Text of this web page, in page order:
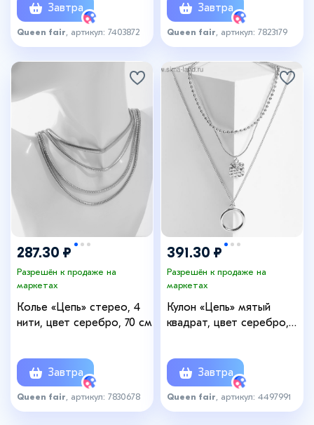
Завтра
Queen fair , артикул: 7403872
Завтра
Queen fair , артикул: 7823179
287.30 ₽
Разрешён к продаже на
маркетах
Колье «Цепь» стерео, 4
нити, цвет серебро, 70 см
Завтра
Queen fair , артикул: 7830678
391.30 ₽
Разрешён к продаже на
маркетах
Кулон «Цепь» мятый
квадрат, цвет серебро,
Завтра
Queen fair , артикул: 4497991